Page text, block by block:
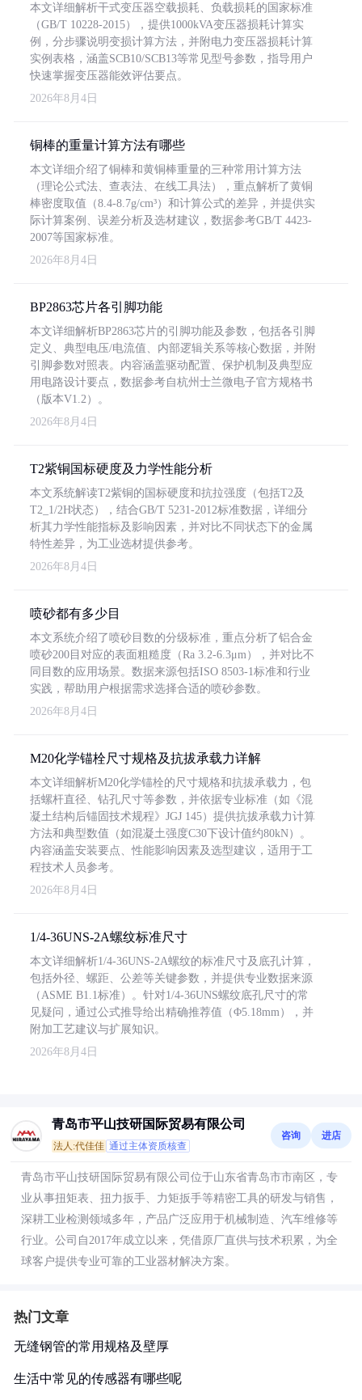
本文详细解析干式变压器空载损耗、负载损耗的国家标准
（GB/T 10228-2015），提供1000kVA变压器损耗计算实
例，分步骤说明变损计算方法，并附电力变压器损耗计算
实例表格，涵盖SCB10/SCB13等常见型号参数，指导用户
快速掌握变压器能效评估要点。
2026年8月4日
铜棒的重量计算方法有哪些
本文详细介绍了铜棒和黄铜棒重量的三种常用计算方法
（理论公式法、查表法、在线工具法），重点解析了黄铜
棒密度取值（8.4-8.7g/cm³）和计算公式的差异，并提供实
际计算案例、误差分析及选材建议，数据参考GB/T 4423-
2007等国家标准。
2026年8月4日
BP2863芯片各引脚功能
本文详细解析BP2863芯片的引脚功能及参数，包括各引脚
定义、典型电压/电流值、内部逻辑关系等核心数据，并附
引脚参数对照表。内容涵盖驱动配置、保护机制及典型应
用电路设计要点，数据参考自杭州士兰微电子官方规格书
（版本V1.2）。
2026年8月4日
T2紫铜国标硬度及力学性能分析
本文系统解读T2紫铜的国标硬度和抗拉强度（包括T2及
T2_1/2H状态），结合GB/T 5231-2012标准数据，详细分
析其力学性能指标及影响因素，并对比不同状态下的金属
特性差异，为工业选材提供参考。
2026年8月4日
喷砂都有多少目
本文系统介绍了喷砂目数的分级标准，重点分析了铝合金
喷砂200目对应的表面粗糙度（Ra 3.2-6.3μm），并对比不
同目数的应用场景。数据来源包括ISO 8503-1标准和行业
实践，帮助用户根据需求选择合适的喷砂参数。
2026年8月4日
M20化学锚栓尺寸规格及抗拔承载力详解
本文详细解析M20化学锚栓的尺寸规格和抗拔承载力，包
括螺杆直径、钻孔尺寸等参数，并依据专业标准（如《混
凝土结构后锚固技术规程》JGJ 145）提供抗拔承载力计算
方法和典型数值（如混凝土强度C30下设计值约80kN）。
内容涵盖安装要点、性能影响因素及选型建议，适用于工
程技术人员参考。
2026年8月4日
1/4-36UNS-2A螺纹标准尺寸
本文详细解析1/4-36UNS-2A螺纹的标准尺寸及底孔计算，
包括外径、螺距、公差等关键参数，并提供专业数据来源
（ASME B1.1标准）。针对1/4-36UNS螺纹底孔尺寸的常
见疑问，通过公式推导给出精确推荐值（Φ5.18mm），并
附加工艺建议与扩展知识。
2026年8月4日
青岛市平山技研国际贸易有限公司
法人:代佳佳 通过主体资质核查
咨询 进店
青岛市平山技研国际贸易有限公司位于山东省青岛市市南区，专
业从事扭矩表、扭力扳手、力矩扳手等精密工具的研发与销售，
深耕工业检测领域多年，产品广泛应用于机械制造、汽车维修等
行业。公司自2017年成立以来，凭借原厂直供与技术积累，为全
球客户提供专业可靠的工业器材解决方案。
热门文章
无缝钢管的常用规格及壁厚
生活中常见的传感器有哪些呢